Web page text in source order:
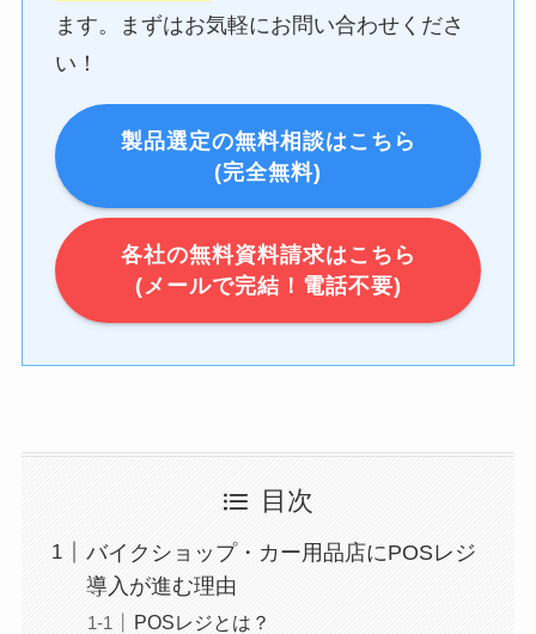
ます。まずはお気軽にお問い合わせくださ
い！
製品選定の無料相談はこちら
(完全無料)
各社の無料資料請求はこちら
(メールで完結！電話不要)
目次
バイクショップ・カー用品店にPOSレジ
導入が進む理由
POSレジとは？